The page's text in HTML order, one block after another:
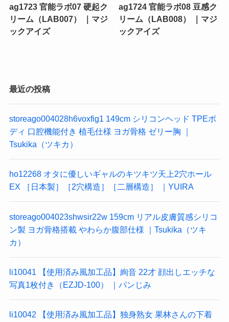
ag1723 官能ラボ07 硬起ク
リーム（LAB007） ｜マジ
ックアイズ
ag1724 官能ラボ08 豆感ク
リーム（LAB008） ｜マジ
ックアイズ
最近の投稿
storeago004028h6voxfig1 149cm シリコンヘッド TPEボ
ディ 口腔機能付き 植毛仕様 ヨガ骨格 ゼリー胸 ｜
Tsukika（ツキカ）
ho12268 オタに優しいギャルのキツキツ天上2穴ホール
EX ［日本製］［2穴構造］［二層構造］ ｜YUIRA
storeago004023shwsir22w 159cm リアル皮膚質感シリコ
ン製 ヨガ骨格搭載 やわらか腹部仕様 ｜Tsukika（ツキ
カ）
li10041 【使用済み風加工品】絢音 22才 顔出しエッチな
写真1枚付き（EZJD-100） ｜パンじみ
li10042 【使用済み風加工品】独身熟女 果林さんの下着